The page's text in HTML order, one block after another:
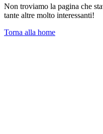
Non troviamo la pagina che
tante altre molto interessanti!
Torna alla home